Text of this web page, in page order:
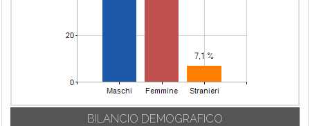
BILANCIO DEMOGRAFICO